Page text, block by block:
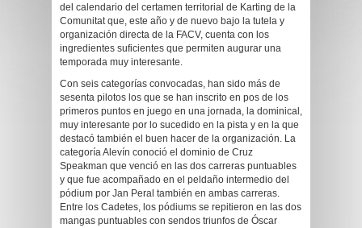
del calendario del certamen territorial de Karting de la
Comunitat que, este año y de nuevo bajo la tutela y
organización directa de la FACV, cuenta con los
ingredientes suficientes que permiten augurar una
temporada muy interesante.
Con seis categorías convocadas, han sido más de
sesenta pilotos los que se han inscrito en pos de los
primeros puntos en juego en una jornada, la dominical,
muy interesante por lo sucedido en la pista y en la que
destacó también el buen hacer de la organización. La
categoría Alevín conoció el dominio de Cruz
Speakman que venció en las dos carreras puntuables
y que fue acompañado en el peldaño intermedio del
pódium por Jan Peral también en ambas carreras.
Entre los Cadetes, los pódiums se repitieron en las dos
mangas puntuables con sendos triunfos de Óscar